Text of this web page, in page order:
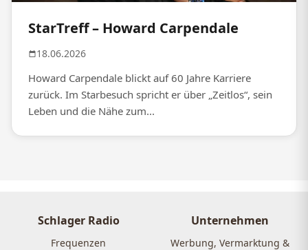
StarTreff – Howard Carpendale
18.06.2026
Howard Carpendale blickt auf 60 Jahre Karriere
zurück. Im Starbesuch spricht er über „Zeitlos“, sein
Leben und die Nähe zum...
Schlager Radio
Frequenzen
Unternehmen
Werbung, Vermarktung &